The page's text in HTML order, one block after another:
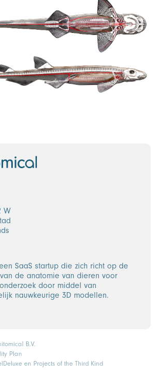
W
SaaS startup die zich richt op de
de anatomie van dieren voor
door middel van
nauwkeurige 3D modellen.
B.V.
Plan
en Projects of the Third Kind